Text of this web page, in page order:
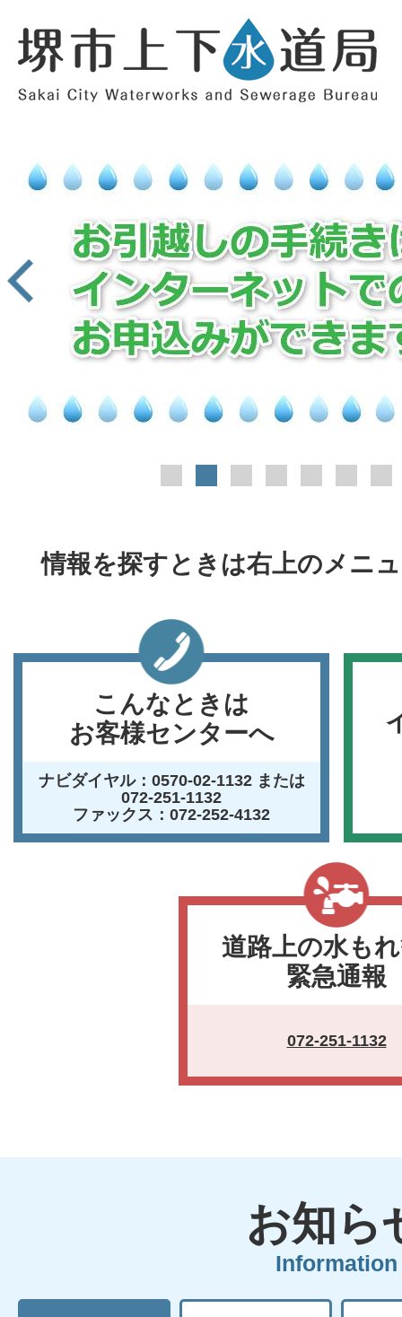
前のスライドを表示
2
目
ラ
情報を探すときは右上のメニ
こんなときは
お客様センターへ
ナビダイヤル：0570-02-1132 または
072-251-1132
ファックス：072-252-4132
道路上の水も
緊急通報
072-251-1132
お知ら
Information